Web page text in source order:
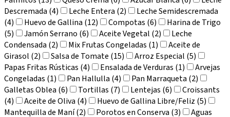
Descremada (4)
Leche Entera (2)
Leche Semidescremada
(4)
Huevo de Gallina (12) Compotas (6)
Harina de Trigo
(5)
Jamón Serrano (6) Aceite Vegetal (2)
Leche
Condensada (2)
Mix Frutas Congeladas (1)
Aceite de
Girasol (2)
Salsa de Tomate (15)
Arroz Especial (5)
Papas Fritas Rústicas (4)
Ensalada de Verduras (1)
Arvejas
Congeladas (1)
Pan Hallulla (4)
Pan Marraqueta (2)
Galletas Oblea (6)
Tortillas (7) Lentejas (6)
Croissants
(4)
Aceite de Oliva (4)
Huevo de Gallina Libre/Feliz (5)
Mantequilla de Maní (2)
Porotos en Conserva (3)
Aguas